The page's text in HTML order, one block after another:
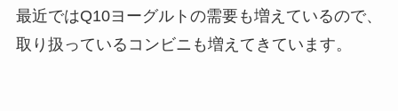
最近ではQ10ヨーグルトの需要も増えているので、
取り扱っているコンビニも増えてきています。